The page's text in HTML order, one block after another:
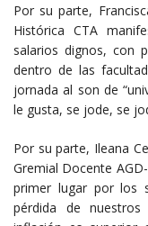
Por su parte,
Histórica CTA
salarios dignos, con
dentro de las
jornada al son de
le gusta, se jode, se
Por su parte, Ileana
Gremial Docente
primer lugar por los
pérdida de